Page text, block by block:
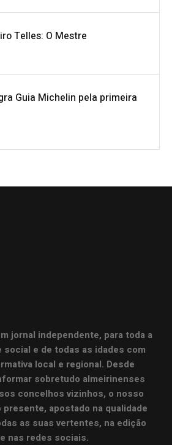
Telles: O Mestre
Guia Michelin pela primeira
jornal independente, para toda a
e de todas as idades com
local e regional. Desde
sobretudo almeirinenses
concelhos vizinhos, o nosso
apostado na qualidade
as suas vertentes, na edição
nas redes sociais.